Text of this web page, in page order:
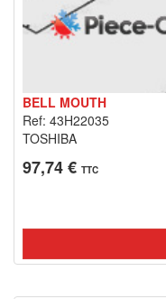
BELL MOUTH
Ref: 43H22035
TOSHIBA
97,74 € TTC